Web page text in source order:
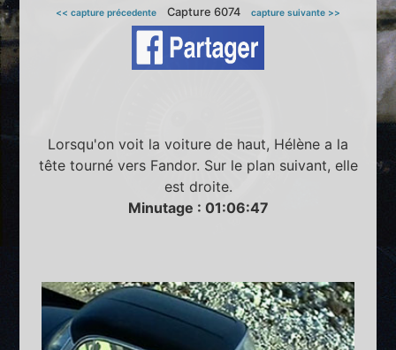
<< capture précedente Capture 6074 capture suivante >>
Lorsqu'on voit la voiture de haut, Hélène a la
tête tourné vers Fandor. Sur le plan suivant, elle
est droite.
Minutage : 01:06:47